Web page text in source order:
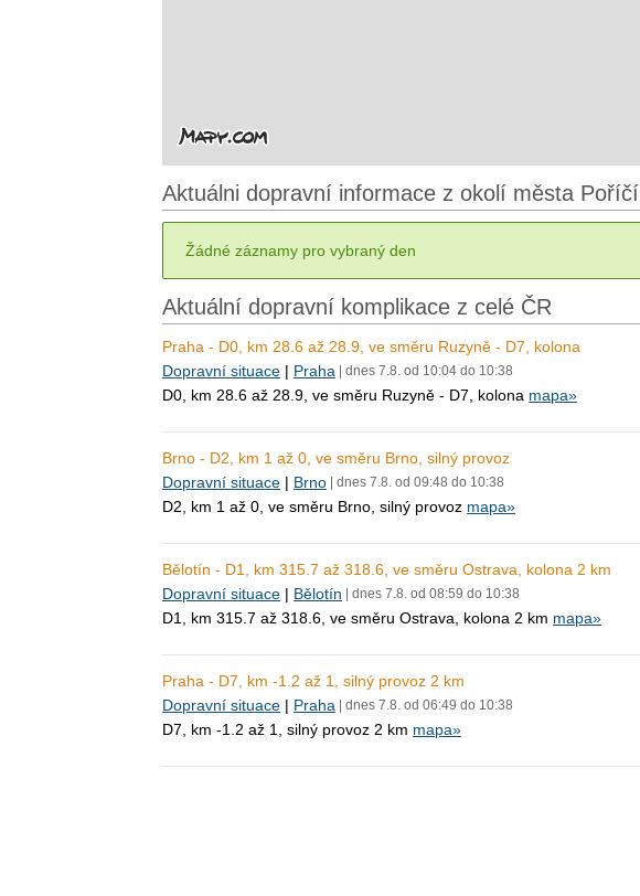
Aktuálni dopravní informace z okolí města
Žádné záznamy pro vybraný den
Aktuální dopravní komplikace z celé ČR
Praha - D0, km 28.6 až 28.9, ve směru Ruzyně - D7, kolona
Dopravní situace | Praha | dnes 7.8. od 10:04 do 10:38
D0, km 28.6 až 28.9, ve směru Ruzyně - D7, kolona mapa»
Brno - D2, km 1 až 0, ve směru Brno, silný provoz
Dopravní situace | Brno | dnes 7.8. od 09:48 do 10:38
D2, km 1 až 0, ve směru Brno, silný provoz mapa»
Bělotín - D1, km 315.7 až 318.6, ve směru Ostrava, kolona 2 km
Dopravní situace | Bělotín | dnes 7.8. od 08:59 do 10:38
D1, km 315.7 až 318.6, ve směru Ostrava, kolona 2 km mapa»
Praha - D7, km -1.2 až 1, silný provoz 2 km
Dopravní situace | Praha | dnes 7.8. od 06:49 do 10:38
D7, km -1.2 až 1, silný provoz 2 km mapa»